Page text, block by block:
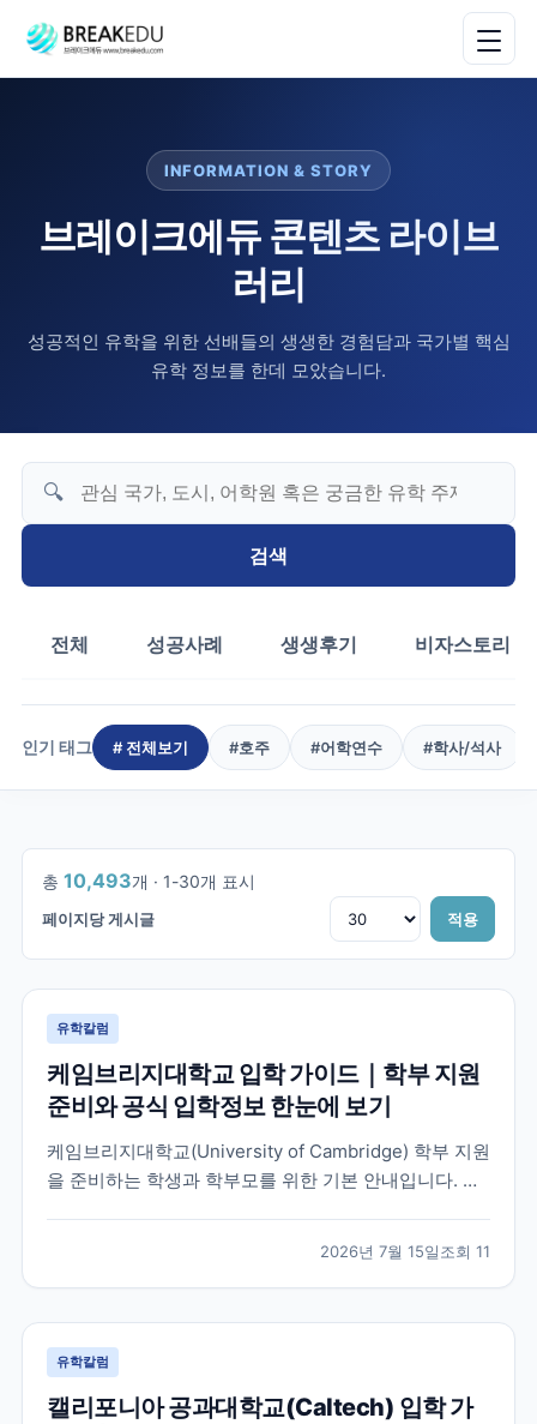
INFORMATION & STORY
브레이크에듀 콘텐츠 라이브
러리
성공적인 유학을 위한 선배들의 생생한 경험담과 국가별 핵심
유학 정보를 한데 모았습니다.
🔍
검색
전체 성공사례 생생후기 비자스토리
인기 태그 # 전체보기 #호주 #어학연수 #학사/석사
총 10,493개 · 1-30개 표시
페이지당 게시글 적용
1/350
유학칼럼
케임브리지대학교 입학 가이드｜학부 지원
준비와 공식 입학정보 한눈에 보기
케임브리지대학교(University of Cambridge) 학부 지원
을 준비하는 학생과 학부모를 위한 기본 안내입니다. 공
2026년 7월 15일조회 11
유학칼럼
캘리포니아 공과대학교(Caltech) 입학 가